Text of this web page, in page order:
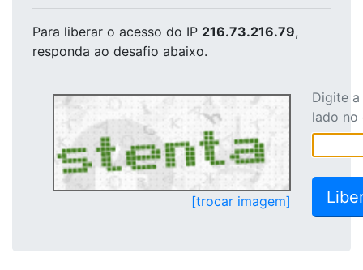
Para liberar o acesso do IP 216.73.216.79,
responda ao desafio abaixo.
[trocar imagem]
Digite
lado no